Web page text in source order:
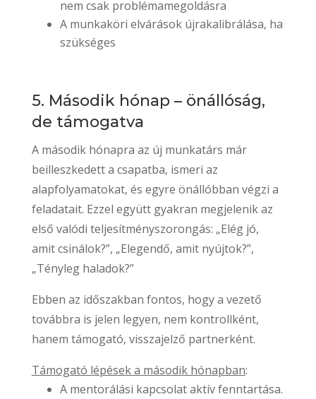
nem csak problémamegoldásra
A munkaköri elvárások újrakalibrálása, ha
szükséges
5. Második hónap – önállóság,
de támogatva
A második hónapra az új munkatárs már
beilleszkedett a csapatba, ismeri az
alapfolyamatokat, és egyre önállóbban végzi a
feladatait. Ezzel együtt gyakran megjelenik az
első valódi teljesítményszorongás: „Elég jó,
amit csinálok?”, „Elegendő, amit nyújtok?”,
„Tényleg haladok?”
Ebben az időszakban fontos, hogy a vezető
továbbra is jelen legyen, nem kontrollként,
hanem támogató, visszajelző partnerként.
Támogató lépések a második hónapban:
A mentorálási kapcsolat aktív fenntartása.